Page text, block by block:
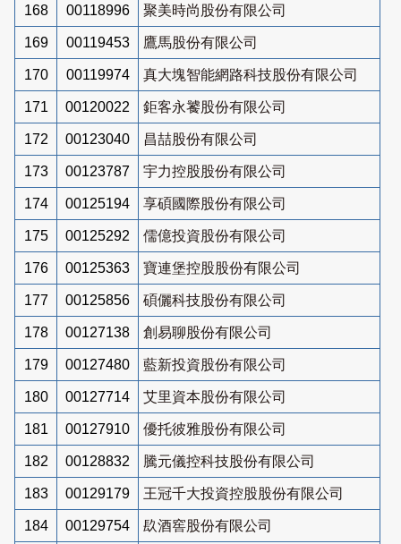
168 00118996 聚美時尚股份有限公司
169 00119453 鷹馬股份有限公司
170 00119974 真大塊智能網路科技股份有限公司
171 00120022 鉅客永饕股份有限公司
172 00123040 昌喆股份有限公司
173 00123787 宇力控股股份有限公司
174 00125194 享碩國際股份有限公司
175 00125292 儒億投資股份有限公司
176 00125363 寶連堡控股股份有限公司
177 00125856 碩儷科技股份有限公司
178 00127138 創易聊股份有限公司
179 00127480 藍新投資股份有限公司
180 00127714 艾里資本股份有限公司
181 00127910 優托彼雅股份有限公司
182 00128832 騰元儀控科技股份有限公司
183 00129179 王冠千大投資控股股份有限公司
184 00129754 镹酒窖股份有限公司